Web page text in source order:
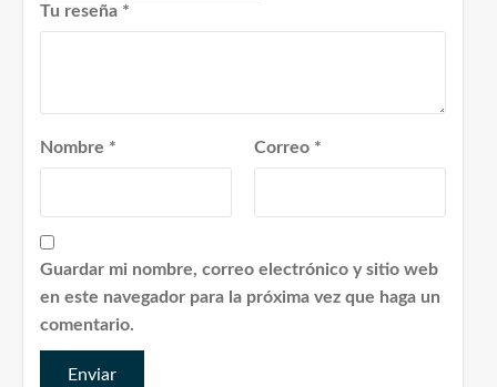
Tu reseña *
Nombre * Correo *
Guardar mi nombre, correo electrónico y sitio web
en este navegador para la próxima vez que haga un
comentario.